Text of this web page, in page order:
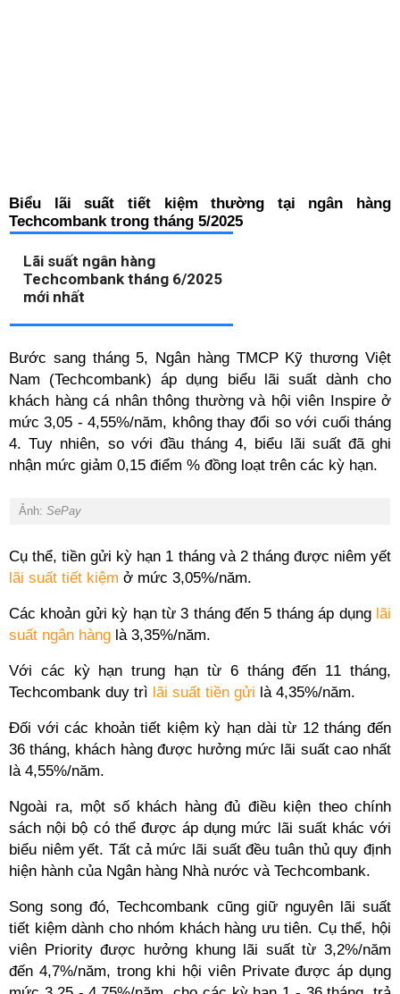
Biểu lãi suất tiết kiệm thường tại ngân hàng
Techcombank trong tháng 5/2025
Lãi suất ngân hàng
Techcombank tháng 6/2025
mới nhất
Bước sang tháng 5, Ngân hàng TMCP Kỹ thương Việt
Nam (Techcombank) áp dụng biểu lãi suất dành cho
khách hàng cá nhân thông thường và hội viên Inspire ở
mức 3,05 - 4,55%/năm, không thay đổi so với cuối tháng
4. Tuy nhiên, so với đầu tháng 4, biểu lãi suất đã ghi
nhận mức giảm 0,15 điểm % đồng loạt trên các kỳ hạn.
Ảnh: SePay
Cụ thể, tiền gửi kỳ hạn 1 tháng và 2 tháng được niêm yết
lãi suất tiết kiệm ở mức 3,05%/năm.
Các khoản gửi kỳ hạn từ 3 tháng đến 5 tháng áp dụng lãi
suất ngân hàng là 3,35%/năm.
Với các kỳ hạn trung hạn từ 6 tháng đến 11 tháng,
Techcombank duy trì lãi suất tiền gửi là 4,35%/năm.
Đối với các khoản tiết kiệm kỳ hạn dài từ 12 tháng đến
36 tháng, khách hàng được hưởng mức lãi suất cao nhất
là 4,55%/năm.
Ngoài ra, một số khách hàng đủ điều kiện theo chính
sách nội bộ có thể được áp dụng mức lãi suất khác với
biểu niêm yết. Tất cả mức lãi suất đều tuân thủ quy định
hiện hành của Ngân hàng Nhà nước và Techcombank.
Song song đó, Techcombank cũng giữ nguyên lãi suất
tiết kiệm dành cho nhóm khách hàng ưu tiên. Cụ thể, hội
viên Priority được hưởng khung lãi suất từ 3,2%/năm
đến 4,7%/năm, trong khi hội viên Private được áp dụng